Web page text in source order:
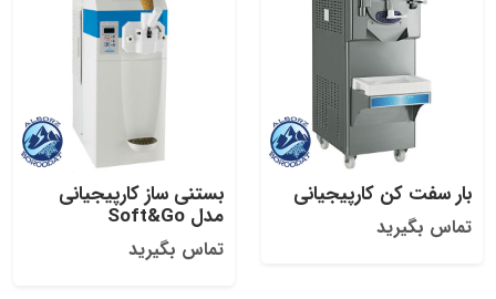
بار سفت کن کارپیجیانی
تماس بگیرید
بستنی ساز کارپیجیانی
مدل Soft&Go
تماس بگیرید